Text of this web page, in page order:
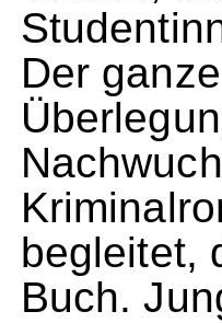
Der
begleitet,
Buch.